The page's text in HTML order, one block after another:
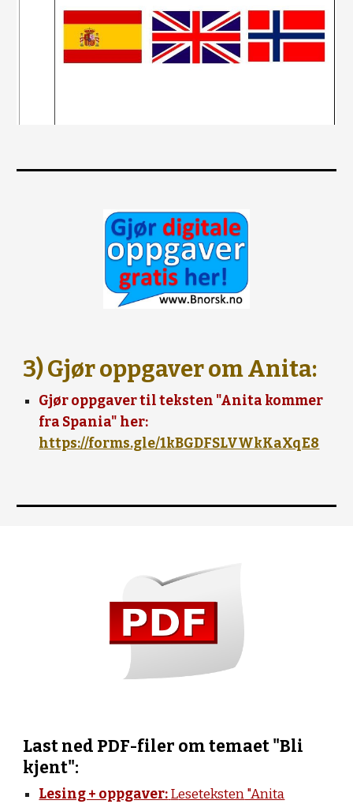
3) Gjør oppgaver om Anita:
Gjør oppgaver til teksten "Anita kommer
fra Spania" her:
https://forms.gle/1kBGDFSLVWkKaXqE8
Last ned PDF-filer om temaet "Bli
kjent":
Lesing + oppgaver:Leseteksten"Anita